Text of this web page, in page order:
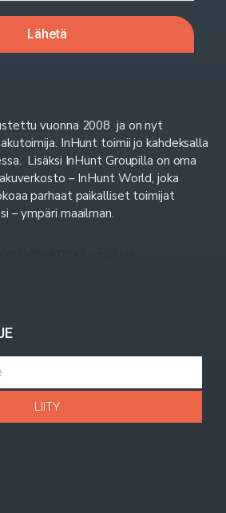
vuonna 2008 ja on nyt
InHunt toimii jo kahdeksalla
Lisäksi InHunt Groupilla on oma
– InHunt World, joka
parhaat paikalliset toimijat
– ympäri maailman.
LIITY